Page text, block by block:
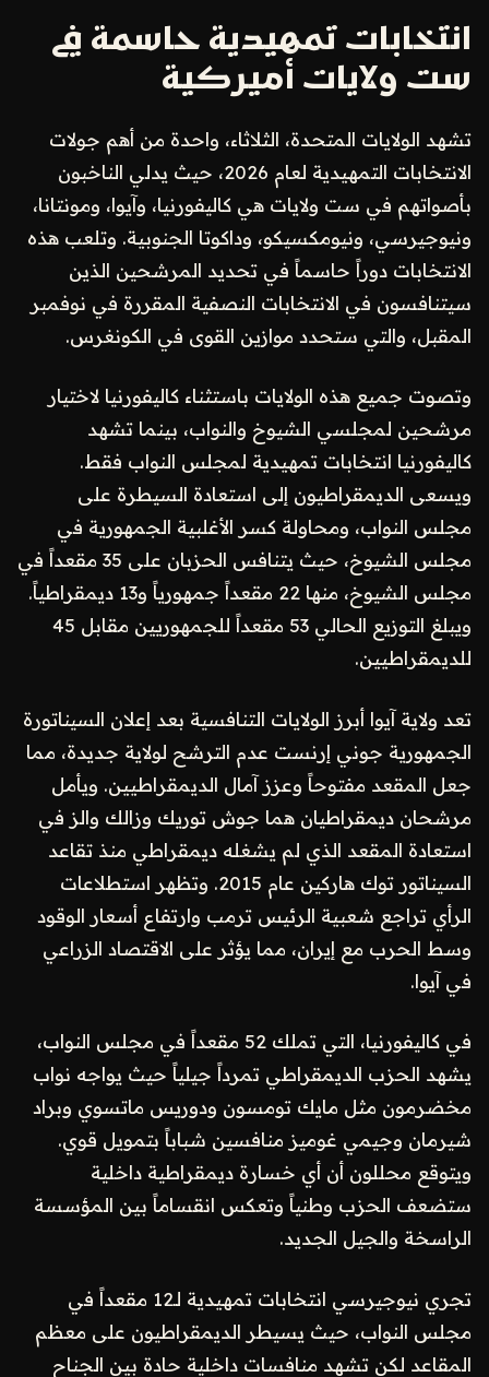
انتخابات تمهيدية حاسمة في
ست ولايات أميركية
تشهد الولايات المتحدة، الثلاثاء، واحدة من أهم جولات
الانتخابات التمهيدية لعام 2026، حيث يدلي الناخبون
بأصواتهم في ست ولايات هي كاليفورنيا، وآيوا، ومونتانا،
ونيوجيرسي، ونيومكسيكو، وداكوتا الجنوبية. وتلعب هذه
الانتخابات دوراً حاسماً في تحديد المرشحين الذين
سيتنافسون في الانتخابات النصفية المقررة في نوفمبر
المقبل، والتي ستحدد موازين القوى في الكونغرس.
وتصوت جميع هذه الولايات باستثناء كاليفورنيا لاختيار
مرشحين لمجلسي الشيوخ والنواب، بينما تشهد
كاليفورنيا انتخابات تمهيدية لمجلس النواب فقط.
ويسعى الديمقراطيون إلى استعادة السيطرة على
مجلس النواب، ومحاولة كسر الأغلبية الجمهورية في
مجلس الشيوخ، حيث يتنافس الحزبان على 35 مقعداً في
مجلس الشيوخ، منها 22 مقعداً جمهورياً و13 ديمقراطياً.
ويبلغ التوزيع الحالي 53 مقعداً للجمهوريين مقابل 45
للديمقراطيين.
تعد ولاية آيوا أبرز الولايات التنافسية بعد إعلان السيناتورة
الجمهورية جوني إرنست عدم الترشح لولاية جديدة، مما
جعل المقعد مفتوحاً وعزز آمال الديمقراطيين. ويأمل
مرشحان ديمقراطيان هما جوش توريك وزالك والز في
استعادة المقعد الذي لم يشغله ديمقراطي منذ تقاعد
السيناتور توك هاركين عام 2015. وتظهر استطلاعات
الرأي تراجع شعبية الرئيس ترمب وارتفاع أسعار الوقود
وسط الحرب مع إيران، مما يؤثر على الاقتصاد الزراعي
في آيوا.
في كاليفورنيا، التي تملك 52 مقعداً في مجلس النواب،
يشهد الحزب الديمقراطي تمرداً جيلياً حيث يواجه نواب
مخضرمون مثل مايك تومسون ودوريس ماتسوي وبراد
شيرمان وجيمي غوميز منافسين شباباً بتمويل قوي.
ويتوقع محللون أن أي خسارة ديمقراطية داخلية
ستضعف الحزب وطنياً وتعكس انقساماً بين المؤسسة
الراسخة والجيل الجديد.
تجري نيوجيرسي انتخابات تمهيدية لـ12 مقعداً في
مجلس النواب، حيث يسيطر الديمقراطيون على معظم
المقاعد لكن تشهد منافسات داخلية حادة بين الجناح